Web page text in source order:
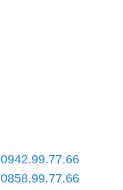
0942.99.77.66
0858.99.77.66